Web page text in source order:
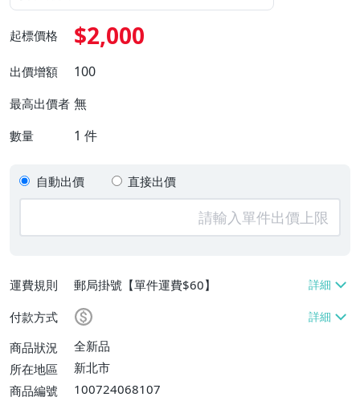
起標價格 $2,000
出價增額 100
最高出價者 無
數量 1 件
自動出價 直接出價
運費規則
郵局掛號【單件運費$60】
付款方式
商品狀況
全新品
所在地區
新北市
商品編號
100724068107